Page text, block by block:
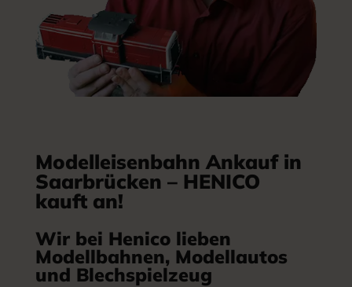
Modelleisenbahn Ankauf in
Saarbrücken – HENICO
kauft an!
Wir bei Henico lieben
Modellbahnen, Modellautos
und Blechspielzeug